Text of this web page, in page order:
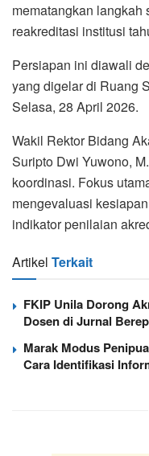
mematangkan langkah
reakreditasi institusi
Persiapan ini diawali
yang digelar di Ruang
Selasa, 28 April 2026.
Wakil Rektor Bidang
Suripto Dwi Yuwono,
koordinasi. Fokus
mengevaluasi
indikator penilaian
Artikel Terkait
FKIP Unila Dorong
Dosen di Jurnal
Marak Modus
Cara Identifikasi